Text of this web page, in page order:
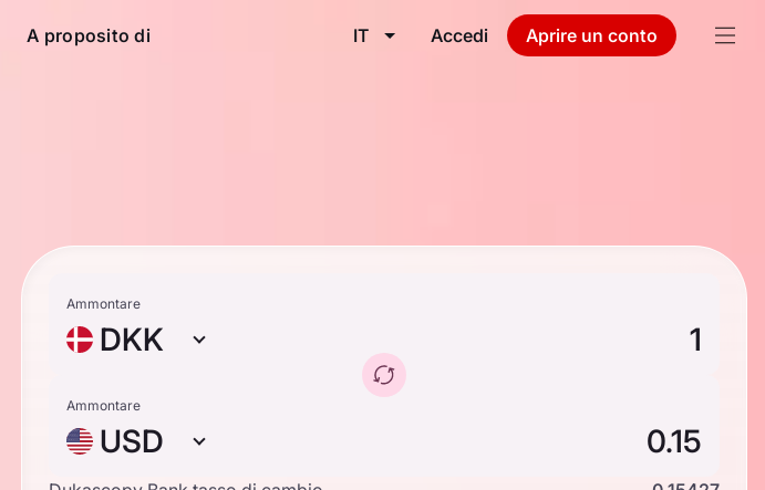
A proposito di IT Accedi Aprire un conto
Ammontare
DKK
Ammontare
USD